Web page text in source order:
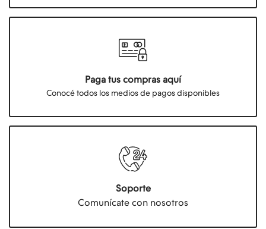
Paga tus compras aquí
Conocé todos los medios de pagos disponibles
Soporte
Comunícate con nosotros